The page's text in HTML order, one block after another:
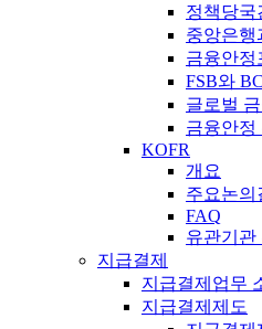
정책당국
중앙은행
금융안정
FSB와
글로벌
금융안정
KOFR
개요
주요논의
FAQ
유관기관
지급결제
지급결제업무
지급결제제도